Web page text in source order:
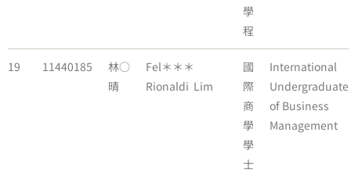
學
程
19 11440185
林○
晴
Fel＊＊＊
Rionaldi Lim
國
際
商
學
學
士
International
Undergraduate
of Business
Management